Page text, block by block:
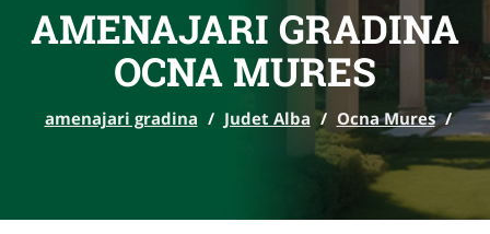
AMENAJARI GRADINA
OCNA MURES
amenajari gradina / Judet Alba / Ocna Mures /